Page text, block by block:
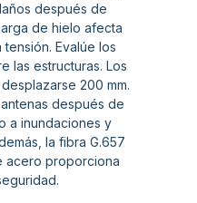
después de
de hielo afecta
Evalúe los
las estructuras. Los
200 mm.
después de
a inundaciones y
la fibra G.657
acero proporciona